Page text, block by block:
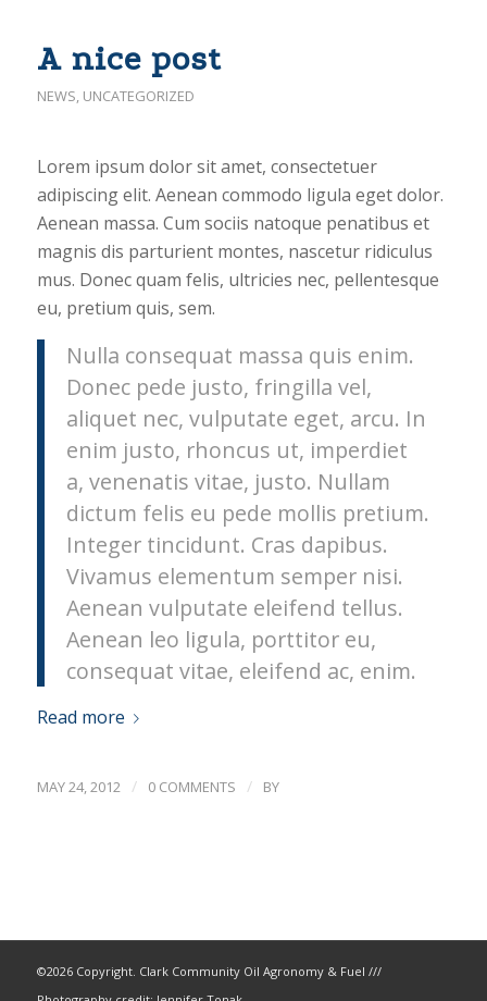
A nice post
NEWS, UNCATEGORIZED
Lorem ipsum dolor sit amet, consectetuer
adipiscing elit. Aenean commodo ligula eget dolor.
Aenean massa. Cum sociis natoque penatibus et
magnis dis parturient montes, nascetur ridiculus
mus. Donec quam felis, ultricies nec, pellentesque
eu, pretium quis, sem.
Nulla consequat massa quis enim.
Donec pede justo, fringilla vel,
aliquet nec, vulputate eget, arcu. In
enim justo, rhoncus ut, imperdiet
a, venenatis vitae, justo. Nullam
dictum felis eu pede mollis pretium.
Integer tincidunt. Cras dapibus.
Vivamus elementum semper nisi.
Aenean vulputate eleifend tellus.
Aenean leo ligula, porttitor eu,
consequat vitae, eleifend ac, enim.
Read more
MAY 24, 2012 / 0 COMMENTS / BY
©2026 Copyright. Clark Community Oil Agronomy & Fuel ///